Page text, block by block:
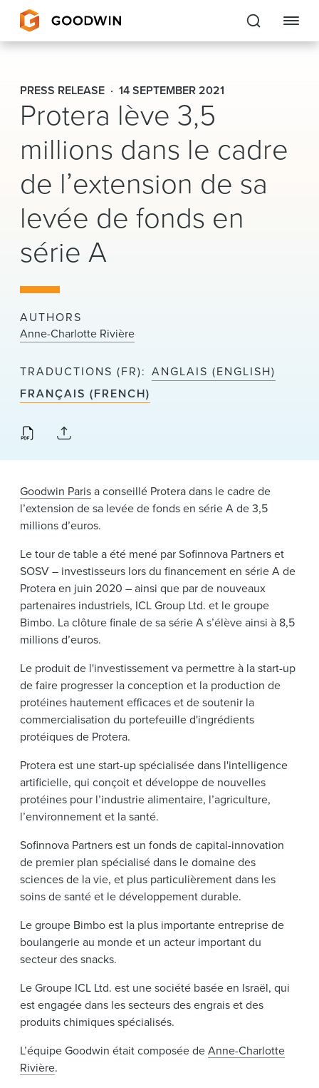
Goodwin
EXPERTISE
PEOPLE
CAREERS
INSIGHTS & RESOURCES
About Us
Locations
News & Events
PRESS RELEASE 14 SEPTEMBER 2021
Protera lève 3,5
millions dans le cadre
de l’extension de sa
levée de fonds en
série A
AUTHORS
Anne-Charlotte Rivière
TRADUCTIONS (FR)
ANGLAIS (ENGLISH)
FRANÇAIS (FRENCH)
Goodwin Parisa conseillé Protera dans le cadre de
l’extension de sa levée de fonds en série A de 3,5
millions d’euros.
Le tour de table a été mené par Sofinnova Partners et
SOSV – investisseurs lors du financement en série A de
Protera en juin 2020 – ainsi que par de nouveaux
partenaires industriels, ICL Group Ltd. et le groupe
Bimbo. La clôture finale de sa série A s’élève ainsi à 8,5
millions d’euros.
Le produit de l'investissement va permettre à la start-up
de faire progresser la conception et la production de
protéines hautement efficaces et de soutenir la
commercialisation du portefeuille d'ingrédients
protéiques de Protera.
Protera est une start-up spécialisée dans l'intelligence
artificielle, qui conçoit et développe de nouvelles
protéines pour l’industrie alimentaire, l’agriculture,
l’environnement et la santé.
Sofinnova Partners est un fonds de capital-innovation
de premier plan spécialisé dans le domaine des
sciences de la vie, et plus particulièrement dans les
soins de santé et le développement durable.
Le groupe Bimbo est la plus importante entreprise de
boulangerie au monde et un acteur important du
secteur des snacks.
Le Groupe ICL Ltd. est une société basée en Israël, qui
est engagée dans les secteurs des engrais et des
produits chimiques spécialisés.
L’équipe Goodwin était composée deAnne-Charlotte
Rivière.